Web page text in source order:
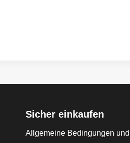
Sicher einkaufen
Allgemeine Bedingungen und